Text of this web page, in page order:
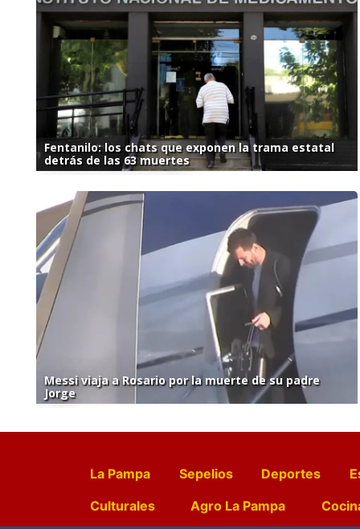
Fentanilo: los chats que exponen la trama estatal
detrás de las 63 muertes
Messi viaja a Rosario por la muerte de su padre
Jorge
La Pampa Sepelios Deportes
Culturales
Agro La Pampa